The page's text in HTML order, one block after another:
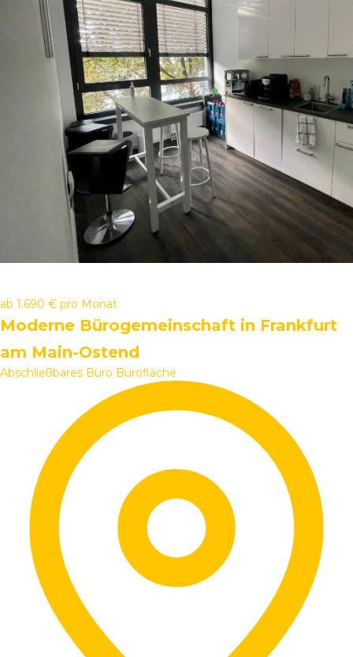
ab 1.690 € pro Monat
Moderne Bürogemeinschaft in Frankfurt
am Main-Ostend
Abschließbares Büro Bürofläche